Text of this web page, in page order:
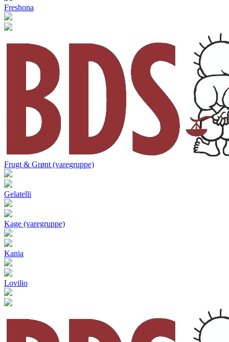
Freshona
Frugt & Grønt (varegruppe)
Gelatelli
Kage (varegruppe)
Kania
Lovilio